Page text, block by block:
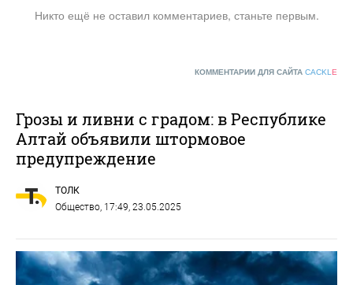
Никто ещё не оставил комментариев, станьте первым.
КОММЕНТАРИИ ДЛЯ САЙТА CACKL E
Грозы и ливни с градом: в Республике
Алтай объявили штормовое
предупреждение
ТОЛК
Общество, 17:49, 23.05.2025